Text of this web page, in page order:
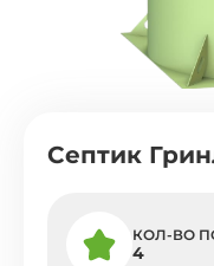
Септик
КОЛ-ВО
4